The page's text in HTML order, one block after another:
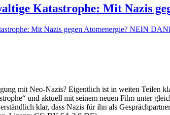
Katastrophe: Mit Nazis
mit Neo-Nazis? Eigentlich ist in weiten Teilen
und aktuell mit seinem neuen Film unter
klar, dass Nazis für ihn als